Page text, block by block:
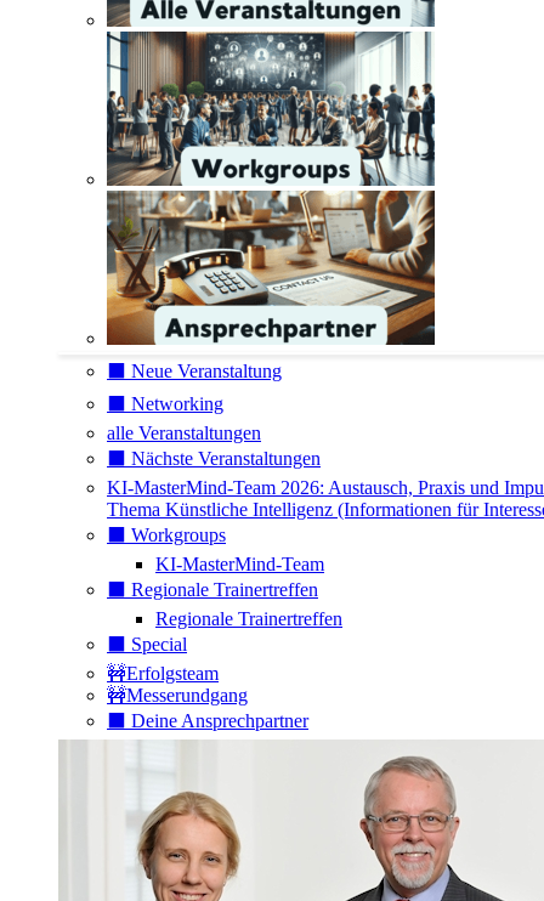
⬛️ Neue Veranstaltung
⬛️ Networking
alle Veranstaltungen
⬛️ Nächste Veranstaltungen
KI-MasterMind-Team 2026: Austausch, Praxis und
Thema Künstliche Intelligenz (Informationen für
⬛️ Workgroups
KI-MasterMind-Team
⬛️ Regionale Trainertreffen
Regionale Trainertreffen
⬛️ Special
🚧Erfolgsteam
🚧Messerundgang
⬛️ Deine Ansprechpartner